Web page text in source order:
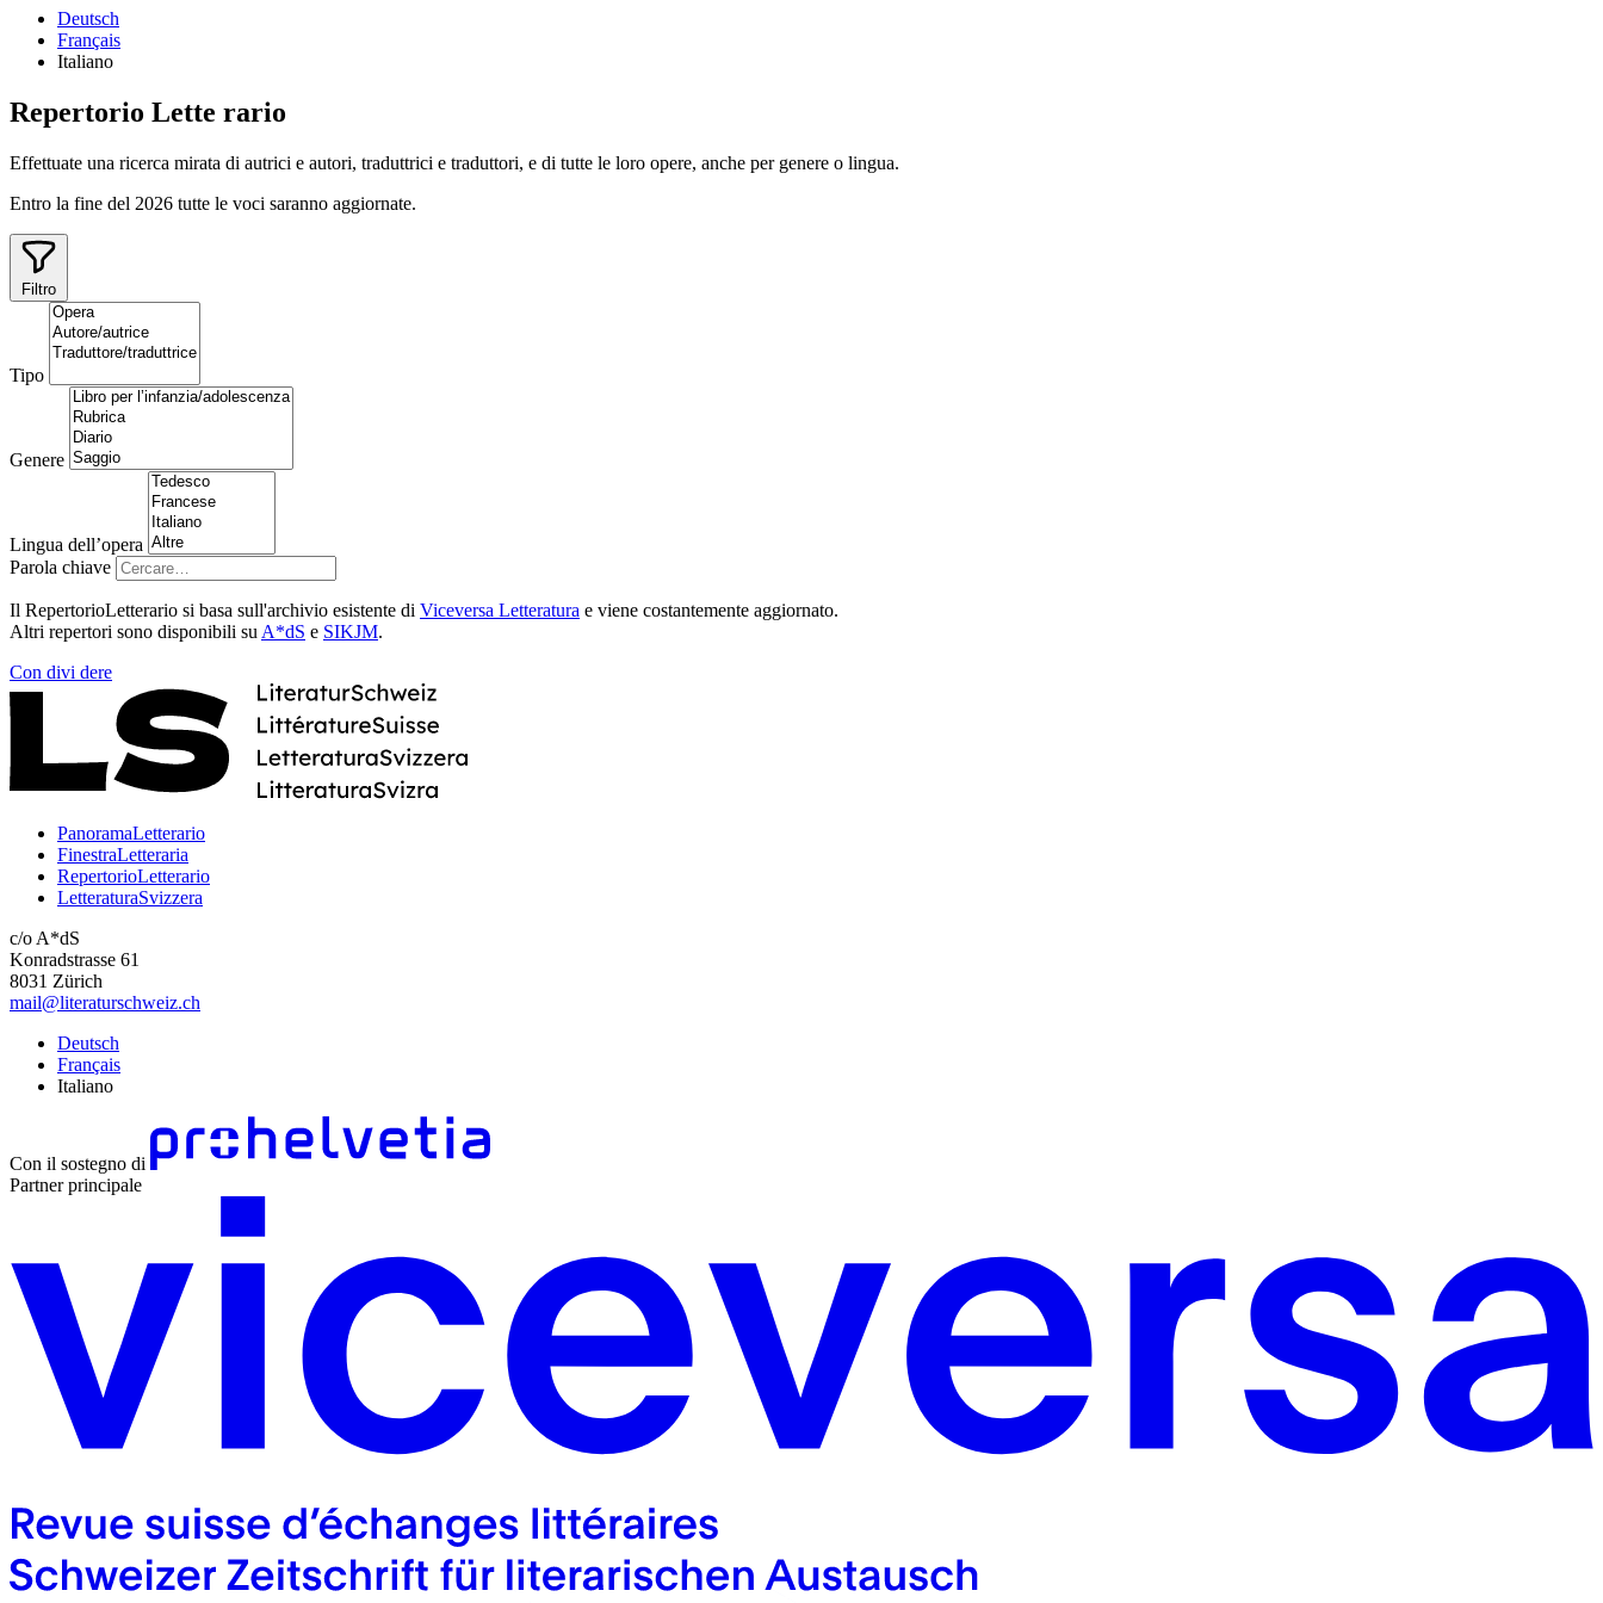
Deutsch
Français
Italiano
Repertorio Lette rario
Effettuate una ricerca mirata di autrici e autori, traduttrici e traduttori, e di tutte le loro opere, anche per genere o lingua.
Entro la fine del 2026 tutte le voci saranno aggiornate.
Filtro
Tipo
Genere
Lingua dell’opera
Parola chiave
Il RepertorioLetterario si basa sull'archivio esistente di Viceversa Letteratura e viene costantemente aggiornato.
Altri repertori sono disponibili su A*dS e SIKJM.
Con divi dere
PanoramaLetterario
FinestraLetteraria
RepertorioLetterario
LetteraturaSvizzera
c/o A*dS
Konradstrasse 61
8031 Zürich
mail@literaturschweiz.ch
Deutsch
Français
Italiano
Con il sostegno di
Partner principale